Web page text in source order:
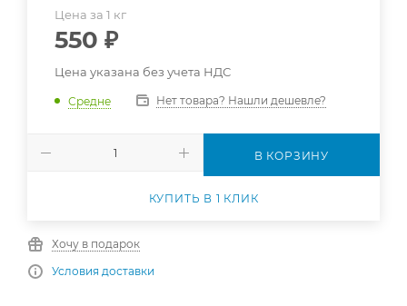
Цена за 1 кг
550 ₽
Цена указана без учета НДС
Средне Нет товара? Нашли дешевле?
В КОРЗИНУ
КУПИТЬ В 1 КЛИК
Хочу в подарок
Условия доставки